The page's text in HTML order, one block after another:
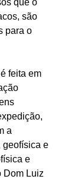
que o
são
para o
é feita em
a
geofísica e
e
Dom Luiz